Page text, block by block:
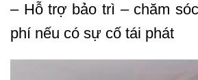
– Hỗ trợ bảo trì – chăm
phí nếu có sự cố tái phát